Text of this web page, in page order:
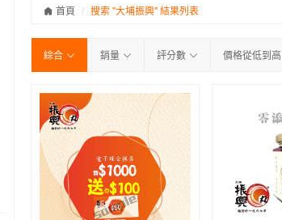
首頁 搜索 "大埔振興" 結果列表
綜合 銷量 評分數 價格從低到高